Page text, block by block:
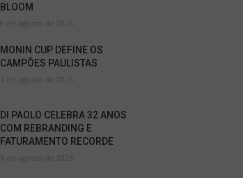
BLOOM
8 de agosto de 2026
MONIN CUP DEFINE OS
CAMPÕES PAULISTAS
7 de agosto de 2026
DI PAOLO CELEBRA 32 ANOS
COM REBRANDING E
FATURAMENTO RECORDE
6 de agosto de 2026